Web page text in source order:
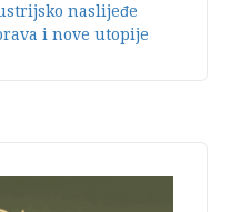
naslijeđe
i nove utopije